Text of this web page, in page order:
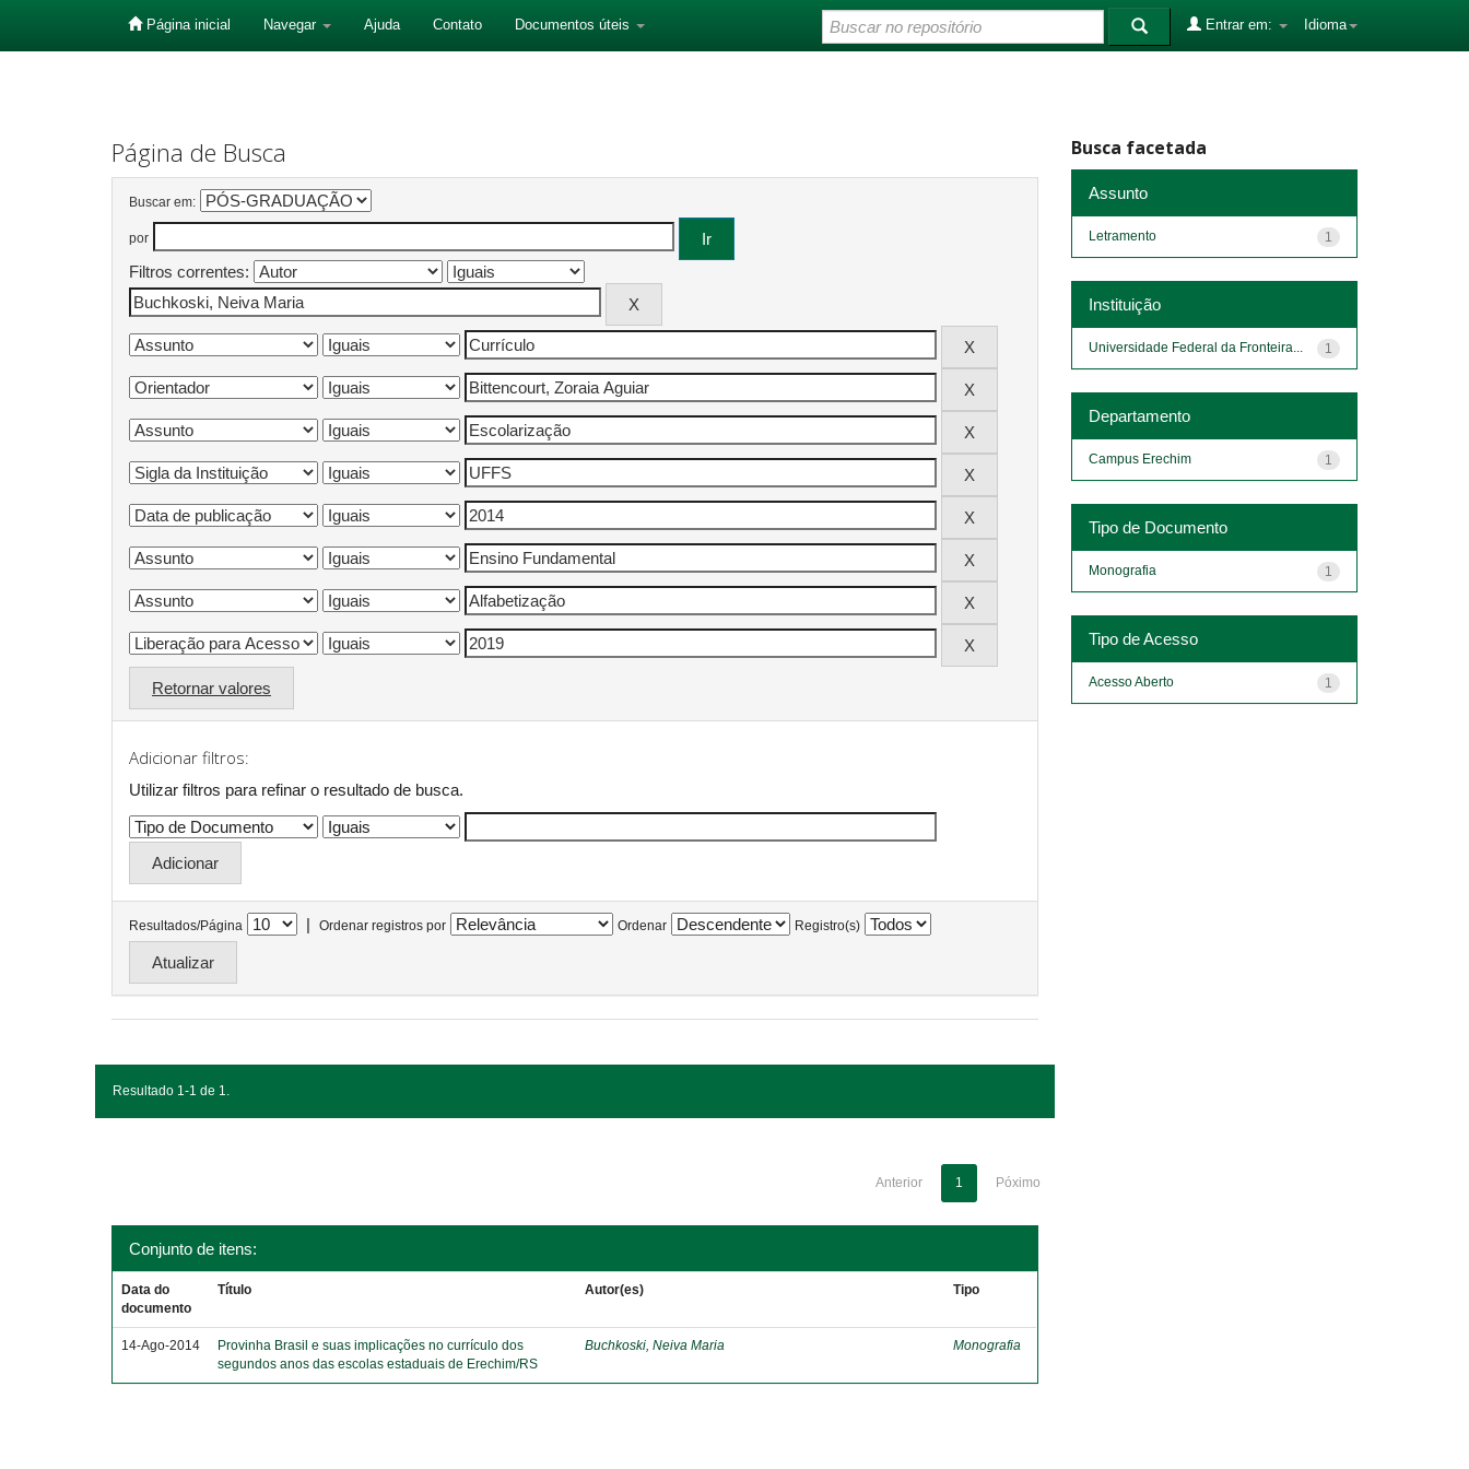
Página inicial Navegar Ajuda Contato Documentos úteis Idioma
Entrar em:
Página de Busca
Buscar em:
por
Filtros correntes:
Retornar valores
Adicionar filtros:
Utilizar filtros para refinar o resultado de busca.
Resultados/Página | Ordenar registros por Ordenar Registro(s)
Resultado 1-1 de 1.
Anterior 1 Póximo
Conjunto de itens:
Data do
documento
Título Autor(es) Tipo
14-Ago-2014
Provinha Brasil e suas implicações no currículo dos
segundos anos das escolas estaduais de Erechim/RS
Buchkoski, Neiva Maria Monografia
Busca facetada
Assunto
1
Letramento
Instituição
1
Universidade Federal da Fronteira...
Departamento
1
Campus Erechim
Tipo de Documento
1
Monografia
Tipo de Acesso
1
Acesso Aberto